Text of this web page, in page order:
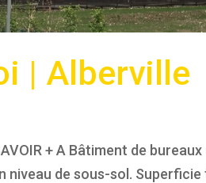
| Alberville
+ A Bâtiment de
niveau de sous-sol.